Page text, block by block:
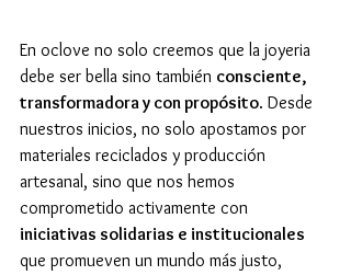
En oclove no solo creemos que la joyeria
debe ser bella sino también consciente,
transformadora y con propósito. Desde
nuestros inicios, no solo apostamos por
materiales reciclados y producción
artesanal, sino que nos hemos
comprometido activamente con
iniciativas solidarias e institucionales
que promueven un mundo más justo,